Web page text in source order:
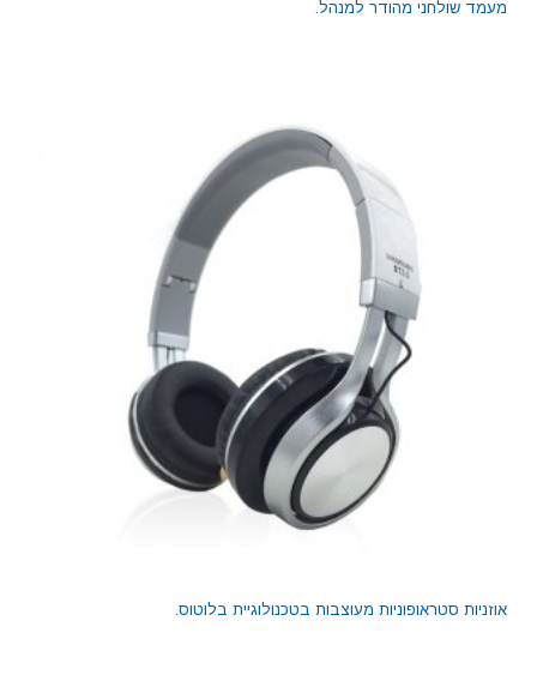
מעמד שולחני מהודר למנהל.
אוזניות סטראופוניות מעוצבות בטכנולוגיית בלוטוס.